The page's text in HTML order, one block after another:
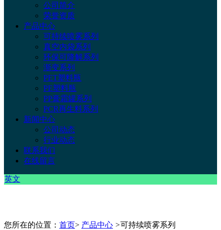
公司简介
荣誉资质
产品中心
可持续喷雾系列
真空内袋系列
环保可降解系列
渐变系列
PET塑料瓶
PE塑料瓶
PP膏霜罐系列
PCR再生料系列
新闻中心
公司动态
行业动态
联系我们
在线留言
英文
您所在的位置： 首页> 产品中心 >可持续喷雾系列